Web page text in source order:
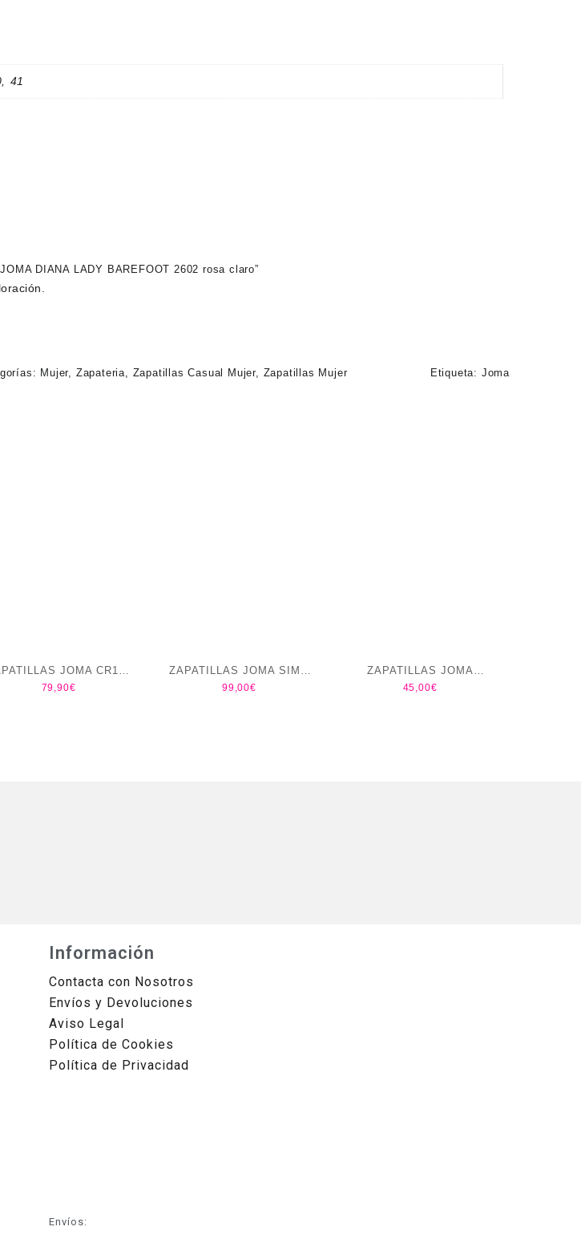
, 41
DIANA LADY BAREFOOT 2602 rosa claro”
Mujer, Zapateria Zapatillas Casual Mujer, Zapatillas Mujer Etiqueta: Joma
JOMA CR111
LADY BAREFOOT 2602
79,90€
ZAPATILLAS JOMA SIMA
LADY BAREFOOT 2631
99,00€
ZAPATILLAS JOMA
DRIBLING 2620 MAROON
45,00€
Información
Contacta con Nosotros
Envíos y Devoluciones
Aviso Legal
Política de Cookies
Política de Privacidad
Envíos: